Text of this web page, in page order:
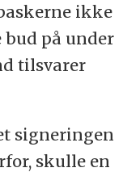
ikke
på under
tilsvarer
signeringen
skulle en